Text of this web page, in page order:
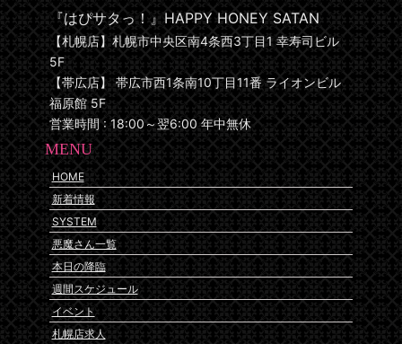
『はぴサタっ！』HAPPY HONEY SATAN
【札幌店】札幌市中央区南4条西3丁目1 幸寿司ビル
5F
【帯広店】 帯広市西1条南10丁目11番 ライオンビル
福原館 5F
営業時間 : 18:00～翌6:00 年中無休
MENU
HOME
新着情報
SYSTEM
悪魔さん一覧
本日の降臨
週間スケジュール
イベント
札幌店求人